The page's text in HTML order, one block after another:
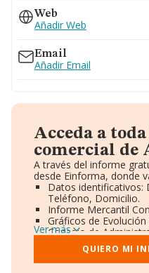
Web
Añadir Web
Email
Añadir Email
Acceda a
comercial de
A través del informe
desde Einforma, donde
Datos identificativos:
Teléfono, Domicilio.
Informe Mercantil
Gráficos de
Consejo de
Directivos y
Accionistas.
Participaciones y
Ver más
QUIERO MI